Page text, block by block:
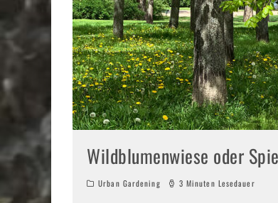
Wildblumenwiese oder
Urban Gardening 3 Minuten Lesedauer